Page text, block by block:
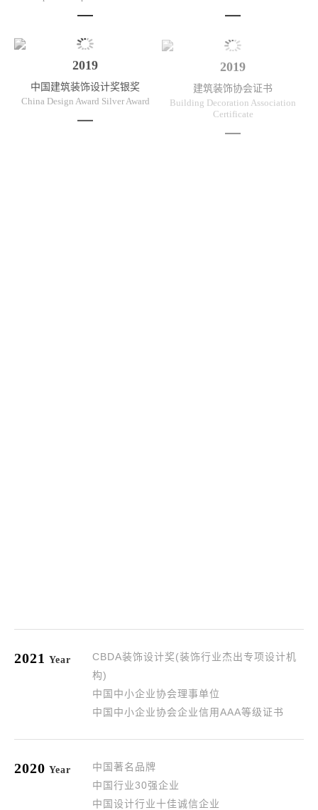
2019
中国建筑装饰设计奖银奖
China Design Award Silver Award
2019
建筑装饰协会证书
Building Decoration Association
Certificate
2021 Year
CBDA装饰设计奖(装饰行业杰出专项设计机
构)
中国中小企业协会理事单位
中国中小企业协会企业信用AAA等级证书
2020 Year
中国著名品牌
中国行业30强企业
中国设计行业十佳诚信企业